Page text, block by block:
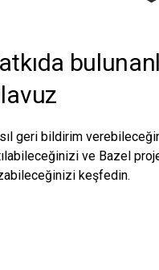
geri bildirim
ve Bazel
keşfedin.